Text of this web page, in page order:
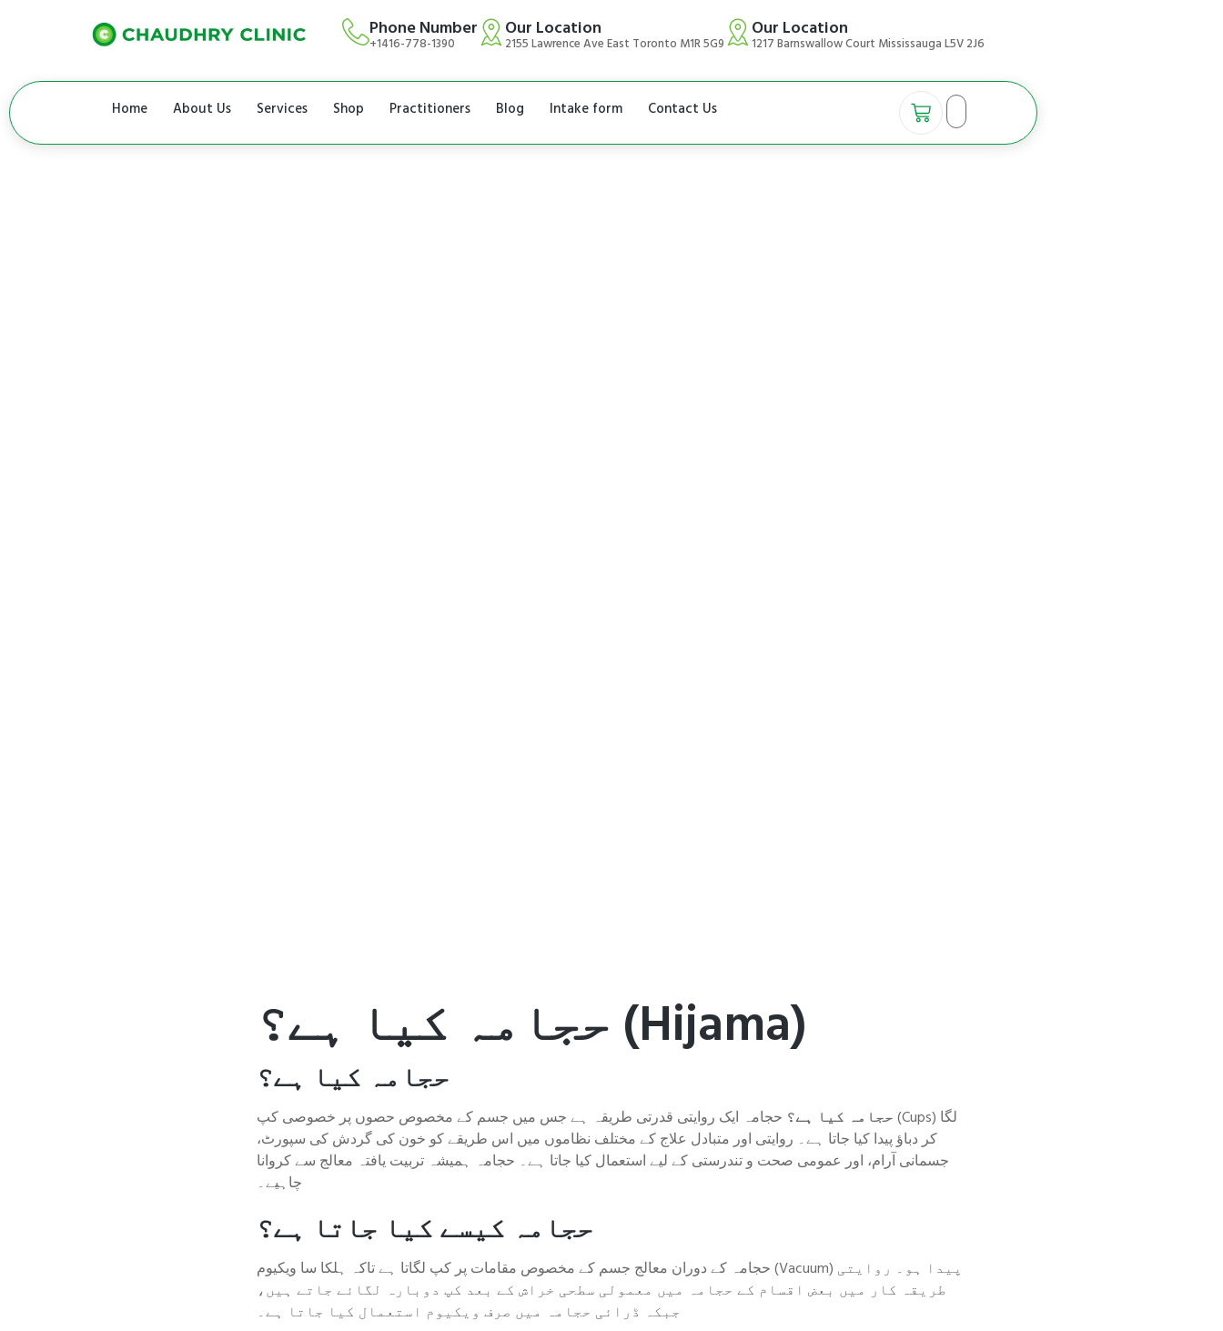
Phone Number
+1416-778-1390
Our Location
2155 Lawrence Ave East Toronto M1R 5G9
Our Location
1217 Barnswallow Court Mississauga L5V 2J6
Home About Us Services Shop Practitioners Blog Intake form Contact Us
حجامہ کیا ہے؟ (Hijama)
حجامہ کیا ہے؟
حجامہ کیا ہے؟ حجامہ ایک روایتی قدرتی طریقہ ہے جس میں جسم کے مخصوص حصوں پر خصوصی کپ (Cups) لگا
کر دباؤ پیدا کیا جاتا ہے۔ روایتی اور متبادل علاج کے مختلف نظاموں میں اس طریقے کو خون کی گردش کی سپورٹ،
جسمانی آرام، اور عمومی صحت و تندرستی کے لیے استعمال کیا جاتا ہے۔ حجامہ ہمیشہ تربیت یافتہ معالج سے کروانا
چاہیے۔
حجامہ کیسے کیا جاتا ہے؟
حجامہ کے دوران معالج جسم کے مخصوص مقامات پر کپ لگاتا ہے تاکہ ہلکا سا ویکیوم (Vacuum) پیدا ہو۔ روایتی
طریقہ کار میں بعض اقسام کے حجامہ میں معمولی سطحی خراش کے بعد کپ دوبارہ لگائے جاتے ہیں،
جبکہ ڈرائی حجامہ میں صرف ویکیوم استعمال کیا جاتا ہے۔